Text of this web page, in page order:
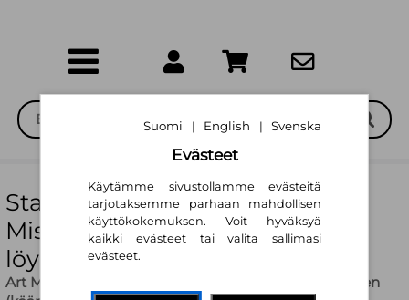
Star Wars. The Mandalorian.
Missä Mando ja Grogu? Etsi ja
löydä
Art Mawhinney (kuv.)
Antti Hulkkonen
Suomi | English | Svenska
Evästeet
Käytämme sivustollamme evästeitä
tarjotaksemme parhaan mahdollisen
käyttökokemuksen. Voit hyväksyä
kaikki evästeet tai valita sallimasi
evästeet.